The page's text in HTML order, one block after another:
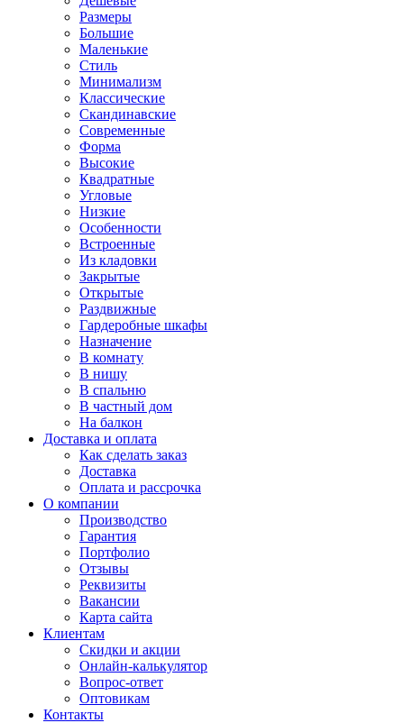
Размеры
Большие
Маленькие
Стиль
Минимализм
Классические
Скандинавские
Современные
Форма
Высокие
Квадратные
Угловые
Низкие
Особенности
Встроенные
Из кладовки
Закрытые
Открытые
Раздвижные
Гардеробные шкафы
Назначение
В комнату
В нишу
В спальню
В частный дом
На балкон
Доставка и оплата
Как сделать заказ
Доставка
Оплата и рассрочка
О компании
Производство
Гарантия
Портфолио
Отзывы
Реквизиты
Вакансии
Карта сайта
Клиентам
Скидки и акции
Онлайн-калькулятор
Вопрос-ответ
Оптовикам
Контакты